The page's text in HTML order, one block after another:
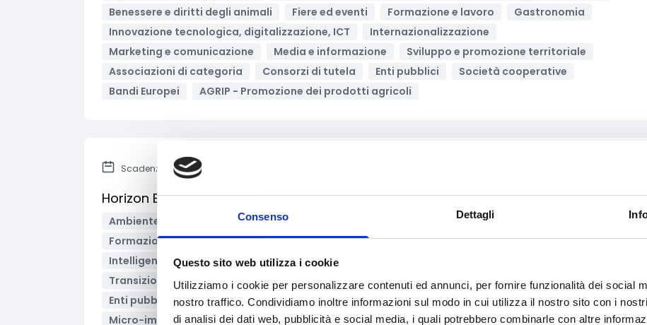
Consenso Dettagli
Questo sito web utilizza i cookie
Utilizziamo i cookie per personalizzare contenuti ed annunci, per fornire funzionalità dei social
nostro traffico. Condividiamo inoltre informazioni sul modo in cui utilizza il nostro sito con i
di analisi dei dati web, pubblicità e social media, i quali potrebbero combinarle con altre
Benessere e diritti degli animali
Fiere ed eventi Formazione e lavoro
Gastronomia
Innovazione tecnologica, digitalizzazione, ICT
Internazionalizzazione
Marketing e comunicazione
Media e informazione
Sviluppo e promozione territoriale
Associazioni di categoria
Consorzi di tutela Enti pubblici
Società cooperative
Bandi Europei
AGRIP - Promozione dei prodotti agricoli
Scadenza: 21 aprile 2026
Horizon Europe – Bando Cluster 4 INDUSTRY 2026
Ambiente e Sviluppo sostenibile
Economia circolare
Formazione e lavoro
Green economy
Innovazione tecnologica, digitalizzazione, ICT
Intelligenza Artificiale
Soluzioni Hardware e/o software
Transizione digitale
Associazioni di categoria
Enti no profit / Enti del Terzo Settore
Enti pubblici
Enti territoriali/Enti locali Grandi Imprese Imprese
Liberi professionisti
Micro-imprese
Piccole Imprese PMI Società cooperative
Startup